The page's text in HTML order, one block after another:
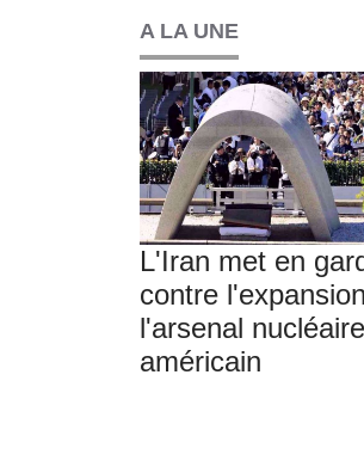
A LA UNE
L'Iran met en
contre
l'arsenal nucléaire
américain